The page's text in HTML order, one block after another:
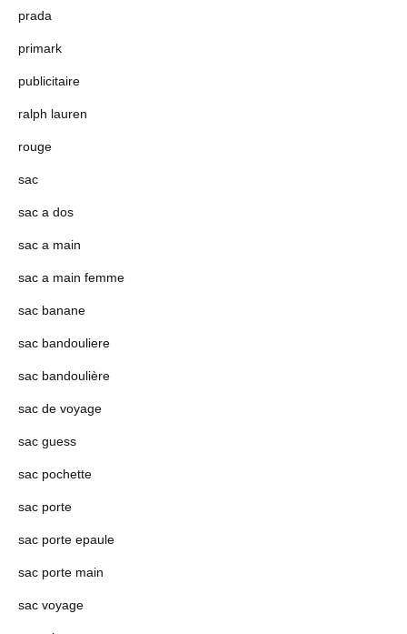
prada
primark
publicitaire
ralph lauren
rouge
sac
sac a dos
sac a main
sac a main femme
sac banane
sac bandouliere
sac bandoulière
sac de voyage
sac guess
sac pochette
sac porte
sac porte epaule
sac porte main
sac voyage